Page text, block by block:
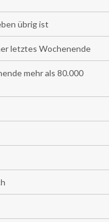
übrig ist
letztes Wochenende
mehr als 80.000